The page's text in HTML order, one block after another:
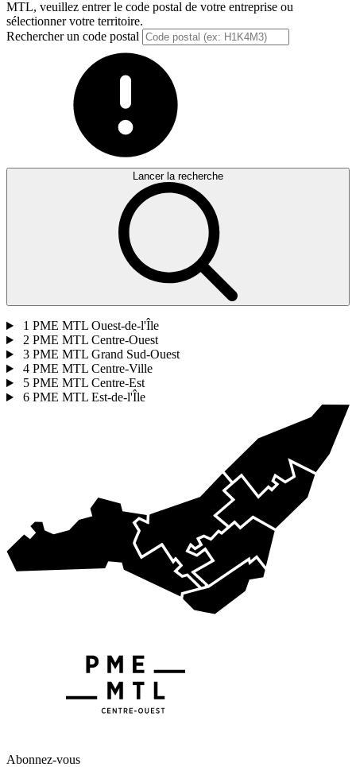
MTL, veuillez entrer le code postal de votre entreprise ou
sélectionner votre territoire.
Rechercher un code postal
Lancer la recherche
1 PME MTL Ouest-de-l'Île
2 PME MTL Centre-Ouest
3 PME MTL Grand Sud-Ouest
4 PME MTL Centre-Ville
5 PME MTL Centre-Est
6 PME MTL Est-de-l'Île
Abonnez-vous